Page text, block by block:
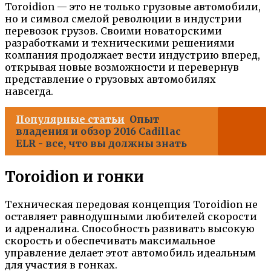
Toroidion — это не только грузовые автомобили,
но и символ смелой революции в индустрии
перевозок грузов. Своими новаторскими
разработками и техническими решениями
компания продолжает вести индустрию вперед,
открывая новые возможности и перевернув
представление о грузовых автомобилях
навсегда.
Популярные статьи Опыт
владения и обзор 2016 Cadillac
ELR - все, что вы должны знать
Toroidion и гонки
Техническая передовая концепция Toroidion не
оставляет равнодушными любителей скорости
и адреналина. Способность развивать высокую
скорость и обеспечивать максимальное
управление делает этот автомобиль идеальным
для участия в гонках.